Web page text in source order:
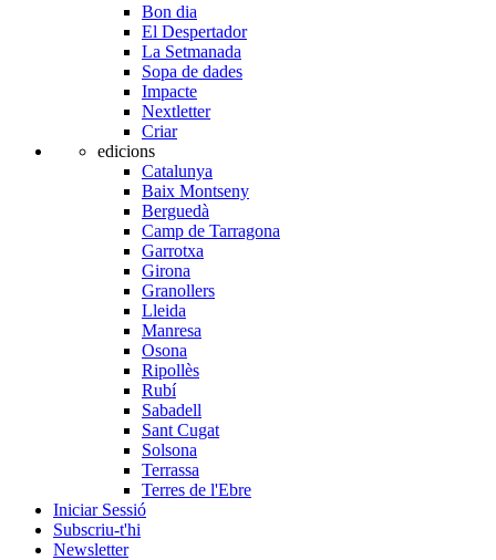
Bon dia
El Despertador
La Setmanada
Sopa de dades
Impacte
Nextletter
Criar
edicions
Catalunya
Baix Montseny
Berguedà
Camp de Tarragona
Garrotxa
Girona
Granollers
Lleida
Manresa
Osona
Ripollès
Rubí
Sabadell
Sant Cugat
Solsona
Terrassa
Terres de l'Ebre
Iniciar Sessió
Subscriu-t'hi
Newsletter